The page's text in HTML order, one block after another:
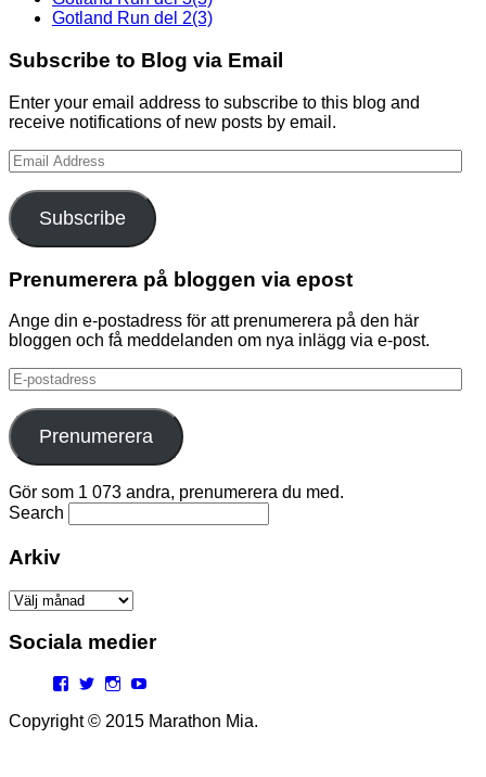
Gotland Run del 2(3)
Subscribe to Blog via Email
Enter your email address to subscribe to this blog and
receive notifications of new posts by email.
Email
Address
Subscribe
Prenumerera på bloggen via epost
Ange din e-postadress för att prenumerera på den här
bloggen och få meddelanden om nya inlägg via e-post.
E-
postadress
Prenumerera
Gör som 1 073 andra, prenumerera du med.
Search
Arkiv
Arkiv
Sociala medier
Facebook
TwitterInstagram
Copyright © 2015 Marathon Mia.